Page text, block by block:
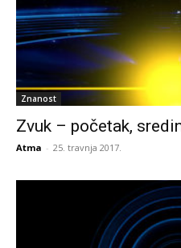
Znanost
Zvuk – početak,
Atma - 25. travnja 2017.